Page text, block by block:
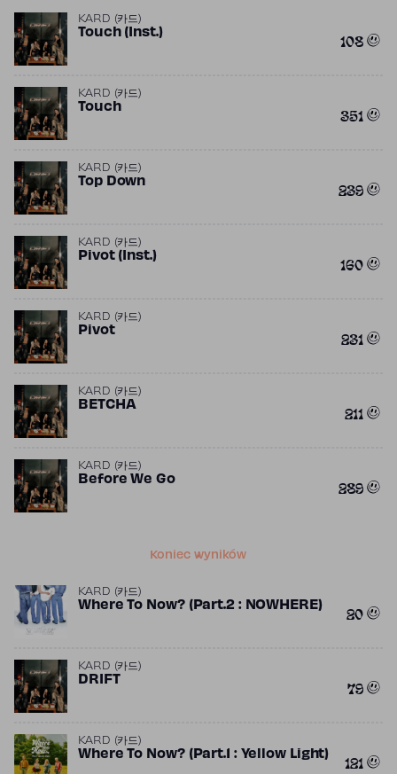
KARD (카드)
Touch (Inst.) 108
KARD (카드)
Touch 351
KARD (카드)
Top Down 239
KARD (카드)
Pivot (Inst.) 160
KARD (카드)
Pivot 231
KARD (카드)
BETCHA 211
KARD (카드)
Before We Go 289
Koniec wyników
KARD (카드)
Where To Now? (Part.2 : NOWHERE) 20
KARD (카드)
DRIFT 79
KARD (카드)
Where To Now? (Part.1 : Yellow Light) 121